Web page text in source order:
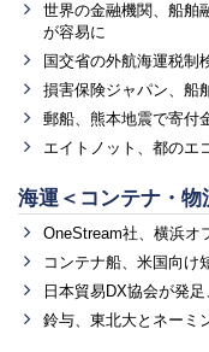
世界の金融機関、船舶
が容易に
国交省の外航海運税制
損害保険ジャパン、船
郵船、熊本地震で寄付
エイトノット、都のエ
海運＜コンテナ・物
OneStream社、横浜オ
コンテナ船、米国向け
日本貿易DX協会が発
鈴与、東北大とネーミ